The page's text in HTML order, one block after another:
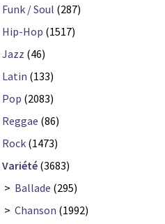
Funk / Soul (287)
Hip-Hop (1517)
Jazz (46)
Latin (133)
Pop (2083)
Reggae (86)
Rock (1473)
Variété (3683)
> Ballade (295)
> Chanson (1992)